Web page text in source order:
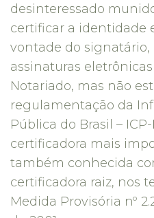
desinteressado
certificar a identidade
vontade do signatário,
assinaturas
Notariado, mas não
regulamentação da
Pública do Brasil –
certificadora mais
também conhecida
certificadora raiz, nos
Medida Provisória nº